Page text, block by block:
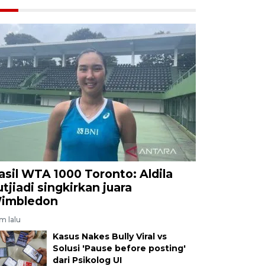
WTA 1000 Toronto: Aldila
singkirkan juara
lalu
Kasus Nakes Bully Viral vs
Solusi 'Pause before posting'
dari Psikolog UI